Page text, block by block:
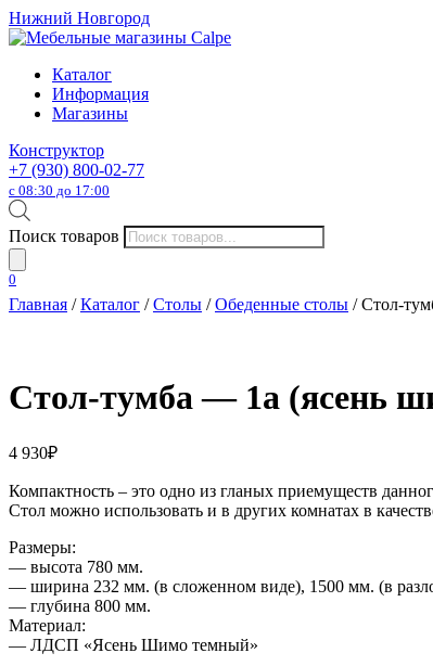
Нижний Новгород
Каталог
Информация
Магазины
Конструктор
+7 (930) 800-02-77
с 08:30 до 17:00
Поиск товаров
0
Главная /Каталог /Столы /Обеденные столы / Стол-
Стол-тумба — 1а (ясень
4 930₽
Компактность – это одно из гланых приемуществ
Стол можно использовать и в других комнатах в
Размеры:
— высота 780 мм.
— ширина 232 мм. (в сложенном виде), 1500 мм. (в
— глубина 800 мм.
Материал:
— ЛДСП «Ясень Шимо темный»